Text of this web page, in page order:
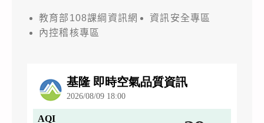
教育部108課綱資訊網
資訊安全專區
內控稽核專區